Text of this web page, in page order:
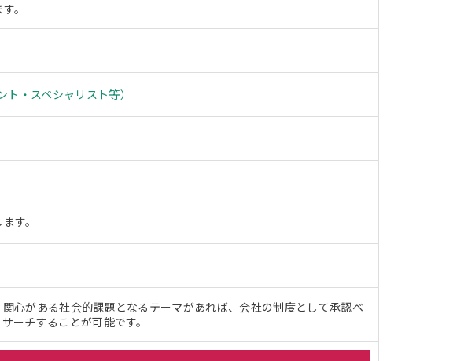
。
・スペシャリスト等）
す。
心がある社会的課題となるテーマがあれば、会社の制度として承認ベ
ーチすることが可能です。